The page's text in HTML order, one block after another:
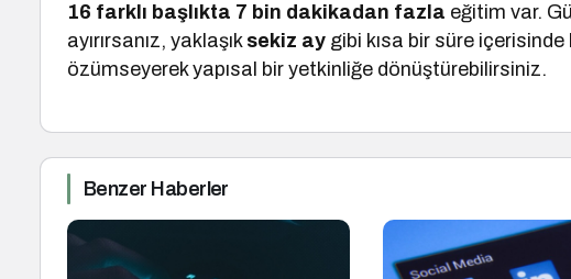
16 farklı başlıkta 7 bin dakikadan fazla eğitim var.
ayırırsanız, yaklaşık sekiz ay gibi kısa bir süre
özümseyerek yapısal bir yetkinliğe dönüştürebilirsiniz.
Benzer Haberler